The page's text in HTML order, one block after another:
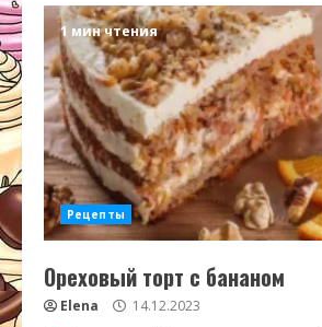
1 мин чтения
Рецепты
Ореховый торт с бананом
Elena 14.12.2023